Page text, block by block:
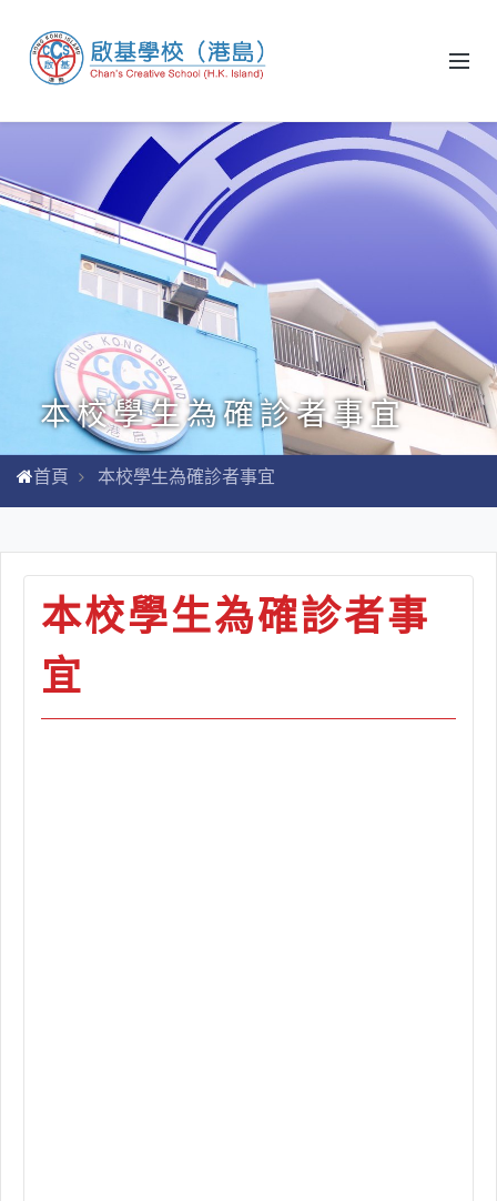
本校學生為確診者事宜
首頁 本校學生為確診者事宜
本校學生為確診者事
宜